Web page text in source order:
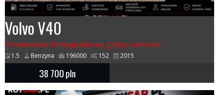
Volvo V40
Serwisowany bezwypadkowy godny polecenia
1.5 Benzyna 196000 152 2015
38 700pln